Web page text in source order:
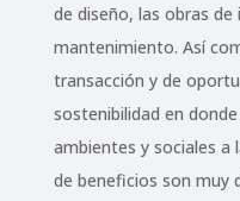
de diseño, las obras
mantenimiento. Así
transacción y de
sostenibilidad en
ambientes y sociales
de beneficios son muy